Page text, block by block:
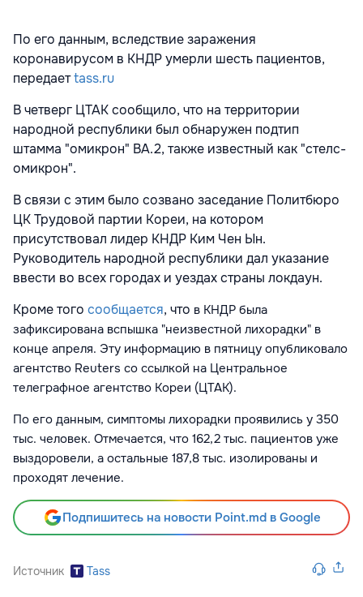
По его данным, вследствие заражения
коронавирусом в КНДР умерли шесть пациентов,
передаетtass.ru
В четверг ЦТАК сообщило, что на территории
народной республики был обнаружен подтип
штамма "омикрон" BA.2, также известный как "стелс-
омикрон".
В связи с этим было созвано заседание Политбюро
ЦК Трудовой партии Кореи, на котором
присутствовал лидер КНДР Ким Чен Ын.
Руководитель народной республики дал указание
ввести во всех городах и уездах страны локдаун.
Кроме того сообщается, что в КНДР была
зафиксирована вспышка "неизвестной лихорадки" в
конце апреля. Эту информацию в пятницу опубликовало
агентство Reuters со ссылкой на Центральное
телеграфное агентство Кореи (ЦТАК).
По его данным, симптомы лихорадки проявились у 350
тыс. человек. Отмечается, что 162,2 тыс. пациентов уже
выздоровели, а остальные 187,8 тыс. изолированы и
проходят лечение.
Подпишитесь на новости Point.md в Google
Источник Tass